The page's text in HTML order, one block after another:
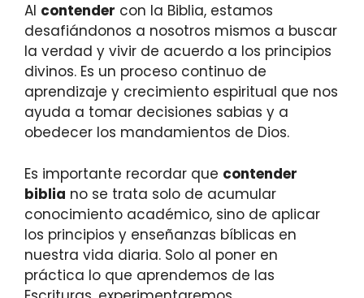
Al contender con la Biblia, estamos
desafiándonos a nosotros mismos a buscar
la verdad y vivir de acuerdo a los principios
divinos. Es un proceso continuo de
aprendizaje y crecimiento espiritual que nos
ayuda a tomar decisiones sabias y a
obedecer los mandamientos de Dios.
Es importante recordar que contender
biblia no se trata solo de acumular
conocimiento académico, sino de aplicar
los principios y enseñanzas bíblicas en
nuestra vida diaria. Solo al poner en
práctica lo que aprendemos de las